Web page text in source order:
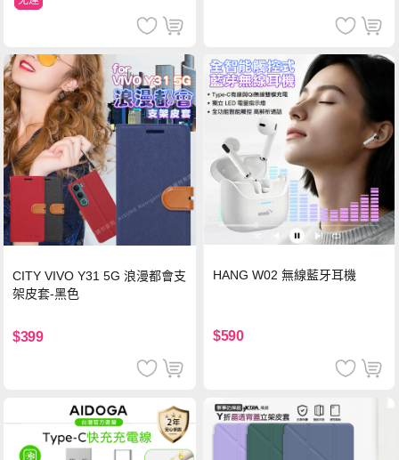
CITY VIVO Y31 5G 浪漫都會支
架皮套-黑色
$399
HANG W02 無線藍牙耳機
$590